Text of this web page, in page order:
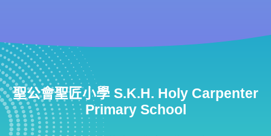
聖公會聖匠小學 S.K.H. Holy Carpenter
Primary School